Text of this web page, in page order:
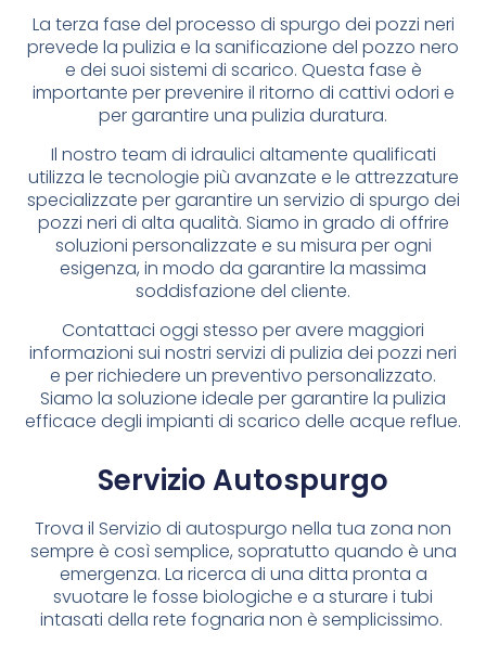
La terza fase del processo di spurgo dei pozzi neri
prevede la pulizia e la sanificazione del pozzo nero
e dei suoi sistemi di scarico. Questa fase è
importante per prevenire il ritorno di cattivi odori e
per garantire una pulizia duratura.
Il nostro team di idraulici altamente qualificati
utilizza le tecnologie più avanzate e le attrezzature
specializzate per garantire un servizio di spurgo dei
pozzi neri di alta qualità. Siamo in grado di offrire
soluzioni personalizzate e su misura per ogni
esigenza, in modo da garantire la massima
soddisfazione del cliente.
Contattaci oggi stesso per avere maggiori
informazioni sui nostri servizi di pulizia dei pozzi neri
e per richiedere un preventivo personalizzato.
Siamo la soluzione ideale per garantire la pulizia
efficace degli impianti di scarico delle acque reflue.
Servizio Autospurgo
Trova il Servizio di autospurgo nella tua zona non
sempre è così semplice, sopratutto quando è una
emergenza. La ricerca di una ditta pronta a
svuotare le fosse biologiche e a sturare i tubi
intasati della rete fognaria non è semplicissimo.